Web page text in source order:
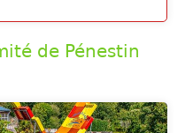
de Pénestin